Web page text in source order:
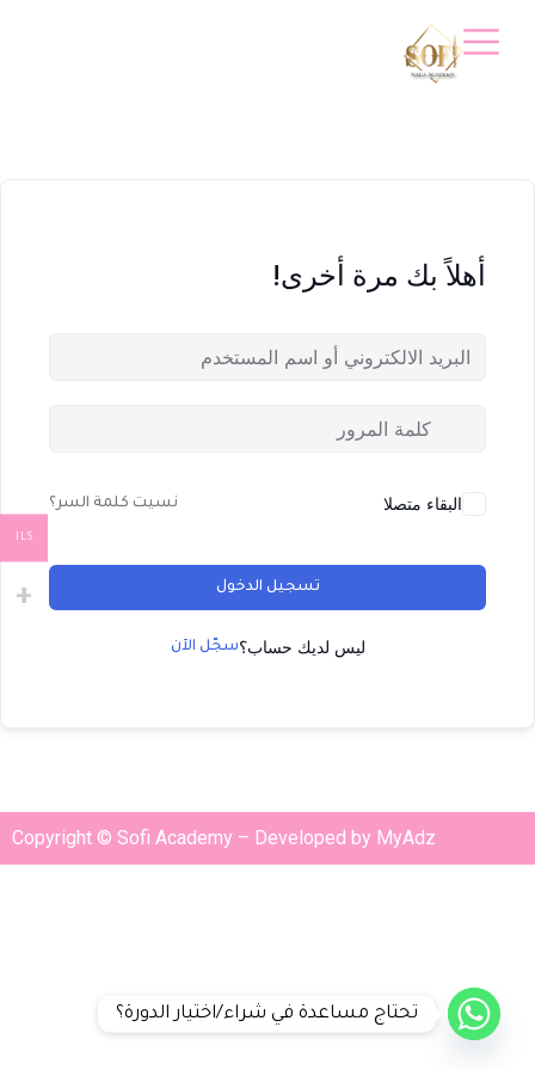
أهلاً بك مرة أخرى!
البقاء متصلا نسيت كلمة السر؟
تسجيل الدخول
ليس لديك حساب؟سجّل الآن
Copyright © Sofi Academy – Developed by MyAdz
ILS
تحتاج مساعدة في شراء/اختيار الدورة؟